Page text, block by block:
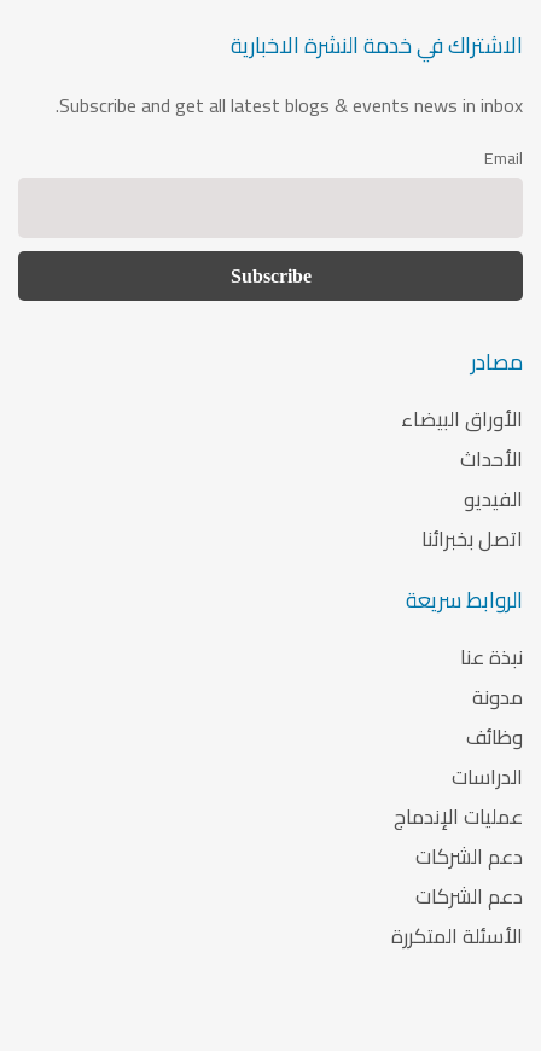
الاشتراك في خدمة النشرة الاخبارية
Subscribe and get all latest blogs & events news in inbox.
Email
مصادر
الأوراق البيضاء
الأحداث
الفيديو
اتصل بخبرائنا
الروابط سريعة
نبذة عنا
مدونة
وظائف
الدراسات
عمليات الإندماج
دعم الشركات
دعم الشركات
الأسئلة المتكررة